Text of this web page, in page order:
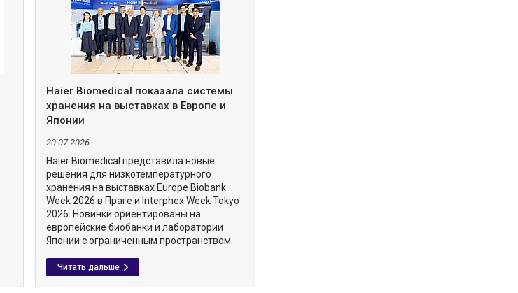
Haier Biomedical показала системы
хранения на выставках в Европе и
Японии
20.07.2026
Haier Biomedical представила новые
решения для низкотемпературного
хранения на выставках Europe Biobank
Week 2026 в Праге и Interphex Week Tokyo
2026. Новинки ориентированы на
европейские биобанки и лаборатории
Японии с ограниченным пространством.